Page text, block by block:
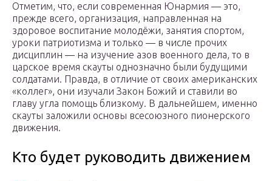
Отметим, что, если современная Юнармия — это,
прежде всего, организация, направленная на
здоровое воспитание молодёжи, занятия спортом,
уроки патриотизма и только — в числе прочих
дисциплин — на изучение азов военного дела, то в
царское время скауты однозначно были будущими
солдатами. Правда, в отличие от своих американских
«коллег», они изучали Закон Божий и ставили во
главу угла помощь близкому. В дальнейшем, именно
скауты заложили основы всесоюзного пионерского
движения.
Кто будет руководить движением